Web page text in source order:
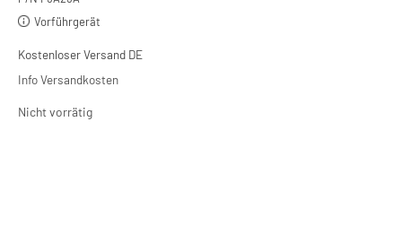
Vorführgerät
Kostenloser Versand DE
Info Versandkosten
Nicht vorrätig